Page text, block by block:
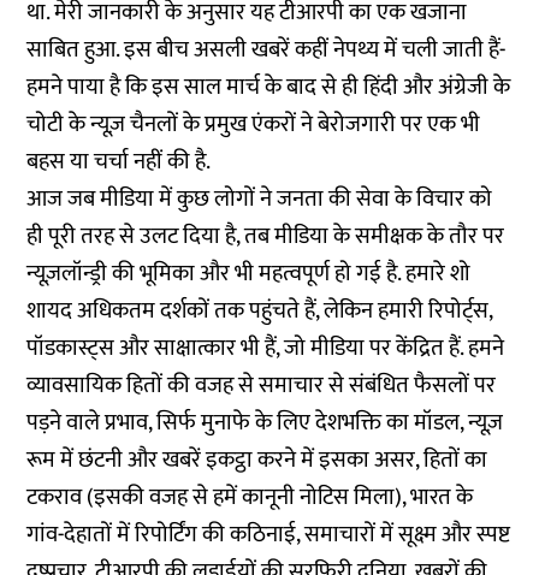
था. मेरी जानकारी के अनुसार यह टीआरपी का एक खजाना
साबित हुआ. इस बीच असली खबरें कहीं नेपथ्य में चली जाती हैं-
हमने पाया है कि इस साल मार्च के बाद से ही हिंदी और अंग्रेजी के
चोटी के न्यूज़ चैनलों के प्रमुख एंकरों नेबेरोजगारी पर एक भी
बहस या चर्चा नहीं कीहै.
आज जब मीडिया में कुछ लोगों ने जनता की सेवा के विचार को
ही पूरी तरह से उलट दिया है, तब मीडिया के समीक्षक के तौर पर
न्यूज़लॉन्ड्री की भूमिका और भी महत्वपूर्ण हो गई है. हमारे शो
शायद अधिकतम दर्शकों तक पहुंचते हैं, लेकिन हमारी रिपोर्ट्स,
पॉडकास्ट्स और साक्षात्कार भी हैं, जो मीडिया पर केंद्रित हैं. हमने
व्यावसायिक हितों की वजहसे समाचार से संबंधित फैसलों पर
पड़ने वाले प्रभाव,सिर्फ मुनाफे के लिए देशभक्ति का मॉडल, न्यूज़
रूममें छंटनी और खबरें इकट्ठा करने में इसका असर,हितों का
टकराव(इसकी वजह से हमें कानूनी नोटिस मिला),भारत के
गांव-देहातों में रिपोर्टिंगकी कठिनाई, समाचारों मेंसूक्ष्मऔरस्पष्ट